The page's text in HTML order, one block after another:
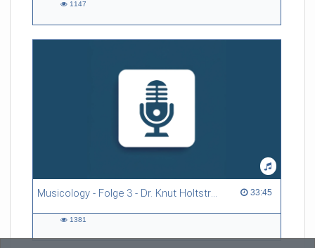
1147
Musicology - Folge 3 - Dr. Knut Holtsträter 33:45
33:45 duration
1381